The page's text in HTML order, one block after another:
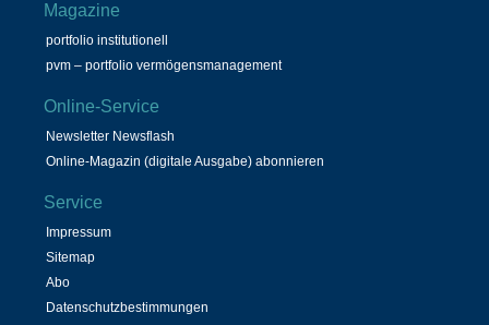
Magazine
portfolio institutionell
pvm – portfolio vermögensmanagement
Online-Service
Newsletter Newsflash
Online-Magazin (digitale Ausgabe) abonnieren
Service
Impressum
Sitemap
Abo
Datenschutzbestimmungen